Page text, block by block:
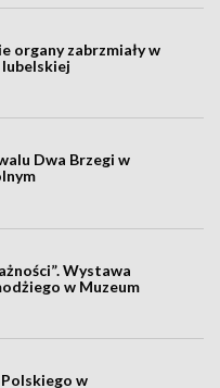
organy zabrzmiały w
Dwa Brzegi w
Wystawa
w Muzeum
w